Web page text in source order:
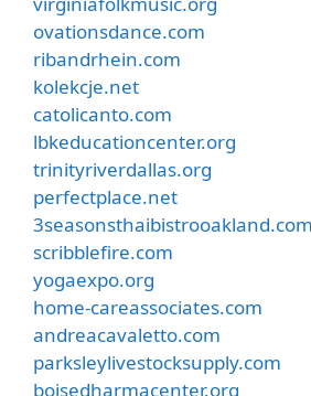
ovationsdance.com
ribandrhein.com
kolekcje.net
catolicanto.com
lbkeducationcenter.org
trinityriverdallas.org
perfectplace.net
3seasonsthaibistrooakland.com
scribblefire.com
yogaexpo.org
home-careassociates.com
andreacavaletto.com
parksleylivestocksupply.com
boisedharmacenter.org